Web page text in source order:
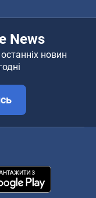
News
новин